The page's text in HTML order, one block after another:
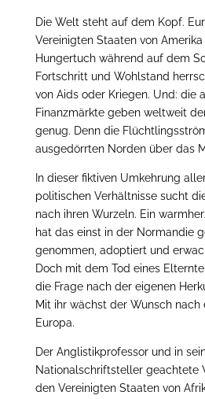
Die Welt steht auf dem Kopf.
Vereinigten Staaten von
Hungertuch während auf dem
Fortschritt und Wohlstand
von Aids oder Kriegen. Und: die
Finanzmärkte geben weltweit
genug. Denn die
ausgedörrten Norden über das
In dieser fiktiven Umkehrung
politischen Verhältnisse sucht
nach ihren Wurzeln. Ein
hat das einst in der Normandie
genommen, adoptiert und
Doch mit dem Tod eines
die Frage nach der eigenen
Mit ihr wächst der Wunsch nach
Europa.
Der Anglistikprofessor und in
Nationalschriftsteller geachtete
den Vereinigten Staaten von